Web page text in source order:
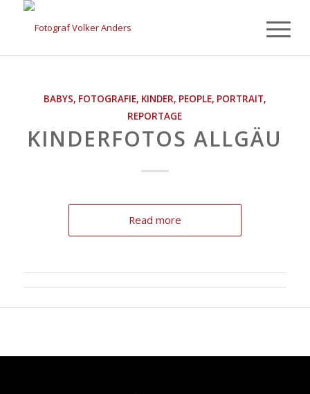
BABYS, FOTOGRAFIE, KINDER, PEOPLE, PORTRAIT,
REPORTAGE
KINDERFOTOS ALLGÄU
Read more